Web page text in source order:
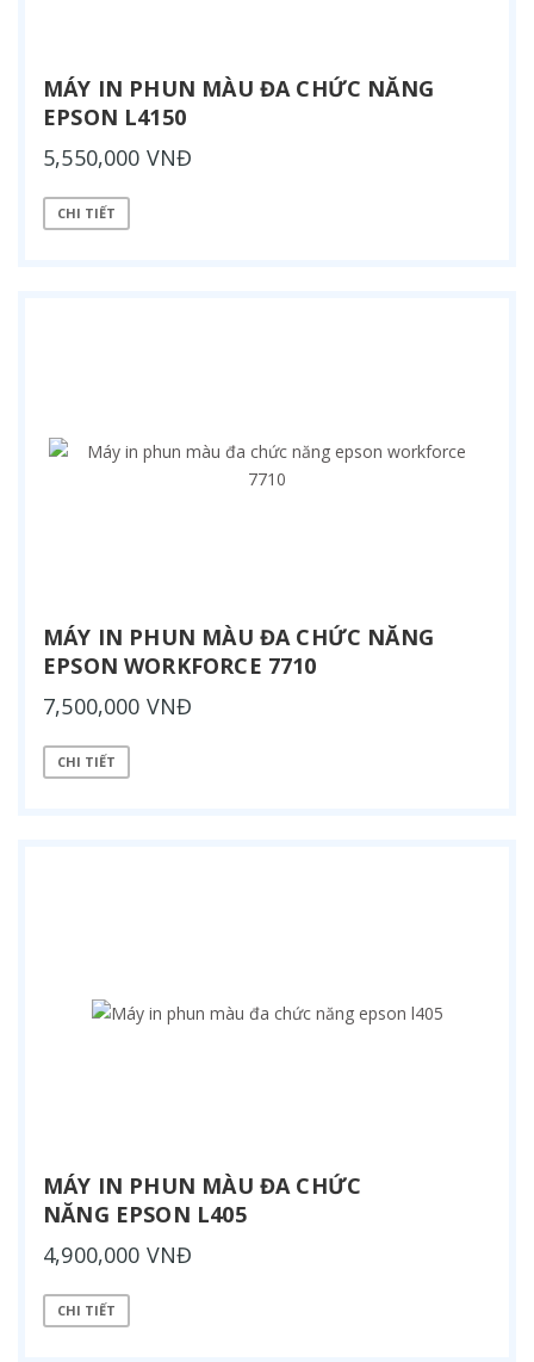
MÁY IN PHUN MÀU ĐA CHỨC NĂNG
EPSON L4150
5,550,000 VNĐ
CHI TIẾT
MÁY IN PHUN MÀU ĐA CHỨC NĂNG
EPSON WORKFORCE 7710
7,500,000 VNĐ
CHI TIẾT
MÁY IN PHUN MÀU ĐA CHỨC
NĂNG EPSON L405
4,900,000 VNĐ
CHI TIẾT